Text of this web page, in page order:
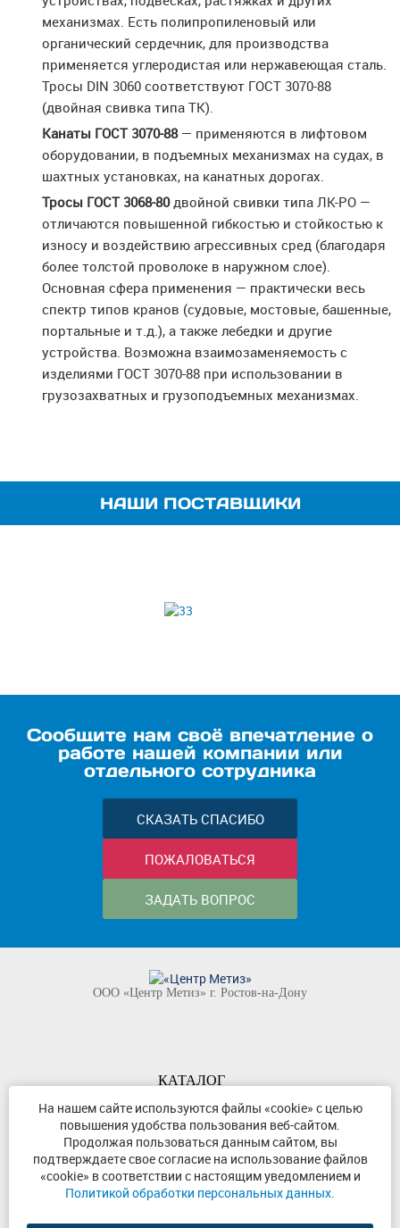
механизмах. Есть полипропиленовый или
органический сердечник, для производства
применяется углеродистая или нержавеющая сталь.
Тросы DIN 3060 соответствуют ГОСТ 3070-88
(двойная свивка типа ТК).
Канаты ГОСТ 3070-88— применяются в лифтовом
оборудовании, в подъемных механизмах на судах, в
шахтных установках, на канатных дорогах.
Тросы ГОСТ 3068-80двойной свивки типа ЛК-РО —
отличаются повышенной гибкостью и стойкостью к
износу и воздействию агрессивных сред (благодаря
более толстой проволоке в наружном слое).
Основная сфера применения — практически весь
спектр типов кранов (судовые, мостовые, башенные,
портальные и т.д.), а также лебедки и другие
устройства. Возможна взаимозаменяемость с
изделиями ГОСТ 3070-88 при использовании в
грузозахватных и грузоподъемных механизмах.
НАШИ ПОСТАВЩИКИ
Сообщите нам своё впечатление о
работе нашей компании или
отдельного сотрудника
СКАЗАТЬ СПАСИБО
ПОЖАЛОВАТЬСЯ
ЗАДАТЬ ВОПРОС
КОМПАНИЯ
ООО «Центр Метиз» г. Ростов-на-Дону
КАТАЛОГ
КОНТАКТЫ
© ООО «Центр Метиз» 2000-2026
Политика конфиденциальности
На нашем сайте используются файлы «cookie» с целью
повышения удобства пользования веб-сайтом.
Продолжая пользоваться данным сайтом, вы
подтверждаете свое согласие на использование файлов
«cookie» в соответствии с настоящим уведомлением и
Политикой обработки персональных данных.